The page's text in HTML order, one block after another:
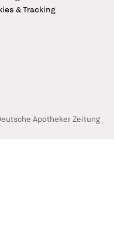
& Tracking
Apotheker Zeitung